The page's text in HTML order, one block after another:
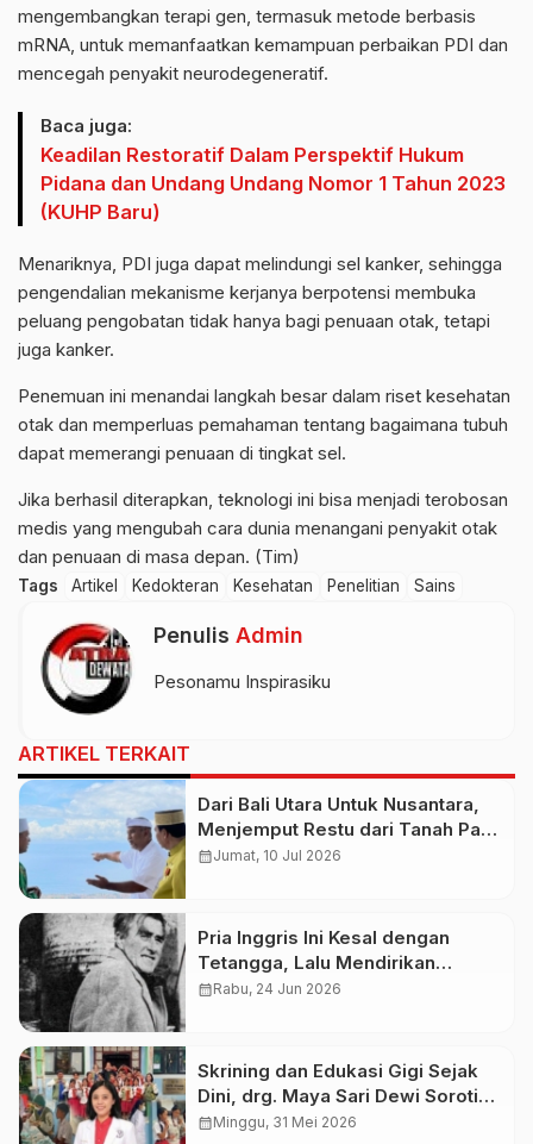
mengembangkan terapi gen, termasuk metode berbasis
mRNA, untuk memanfaatkan kemampuan perbaikan PDI dan
mencegah penyakit neurodegeneratif.
Baca juga:
Keadilan Restoratif Dalam Perspektif Hukum
Pidana dan Undang Undang Nomor 1 Tahun 2023
(KUHP Baru)
Menariknya, PDI juga dapat melindungi sel kanker, sehingga
pengendalian mekanisme kerjanya berpotensi membuka
peluang pengobatan tidak hanya bagi penuaan otak, tetapi
juga kanker.
Penemuan ini menandai langkah besar dalam riset kesehatan
otak dan memperluas pemahaman tentang bagaimana tubuh
dapat memerangi penuaan di tingkat sel.
Jika berhasil diterapkan, teknologi ini bisa menjadi terobosan
medis yang mengubah cara dunia menangani penyakit otak
dan penuaan di masa depan. (Tim)
Tags Artikel Kedokteran Kesehatan Penelitian Sains
Penulis Admin
Pesonamu Inspirasiku
ARTIKEL TERKAIT
Dari Bali Utara Untuk Nusantara,
Menjemput Restu dari Tanah Para
Sultan
calendar_monthJumat, 10 Jul 2026
Pria Inggris Ini Kesal dengan
Tetangga, Lalu Mendirikan
Negara Sendiri di Tengah Laut
calendar_monthRabu, 24 Jun 2026
Skrining dan Edukasi Gigi Sejak
Dini, drg. Maya Sari Dewi Soroti
Pentingnya Pencegahan Penyakit
calendar_monthMinggu, 31 Mei 2026